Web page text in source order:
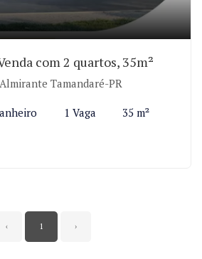
com 2 quartos, 35m²
Tamandaré-PR
1 Vaga 35 m²
‹ 1 ›